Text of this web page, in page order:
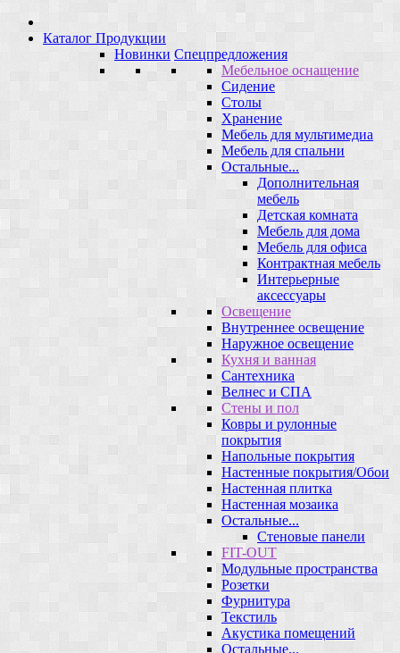
Каталог Продукции
Новинки Спецпредложения
Мебельное оснащение
Сидение
Столы
Хранение
Мебель для мультимедиа
Мебель для спальни
Остальные...
Дополнительная
мебель
Детская комната
Мебель для дома
Мебель для офиса
Контрактная мебель
Интерьерные
аксессуары
Освещение
Внутреннее освещение
Наружное освещение
Кухня и ванная
Сантехника
Велнес и СПА
Стены и пол
Ковры и рулонные
покрытия
Напольные покрытия
Настенные покрытия/Обои
Настенная плитка
Настенная мозаика
Остальные...
Стеновые панели
FIT-OUT
Модульные пространства
Розетки
Фурнитура
Текстиль
Акустика помещений
Остальные...